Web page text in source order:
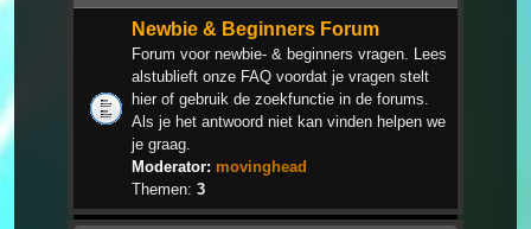
Newbie & Beginners Forum
Forum voor newbie- & beginners vragen. Lees
alstublieft onze FAQ voordat je vragen stelt
hier of gebruik de zoekfunctie in de forums.
Als je het antwoord niet kan vinden helpen we
je graag.
Moderator: movinghead
Themen: 3